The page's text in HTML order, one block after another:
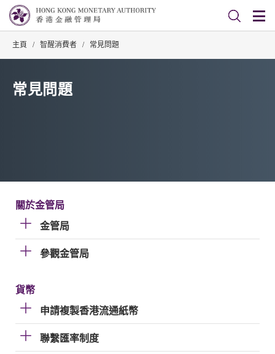
主頁 / 智醒消費者 / 常見問題
常見問題
關於金管局
金管局
參觀金管局
貨幣
申請複製香港流通紙幣
聯繫匯率制度